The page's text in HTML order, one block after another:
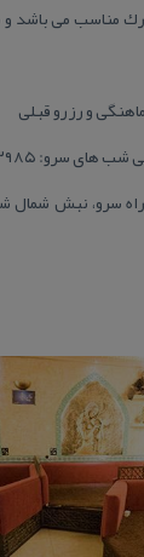
مناسب می باشد و
و رزرو قبلی
۲۲۳۵۳۹۸۵ – ۲۲۰۸۴۴۸۳